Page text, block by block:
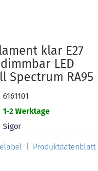
klar E27
LED
Spectrum RA95
6161101
1-2 Werktage
Sigor
Produktdatenblatt